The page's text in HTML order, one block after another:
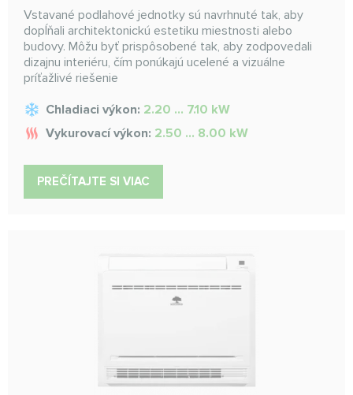
Vstavané podlahové jednotky sú navrhnuté tak, aby
dopĺňali architektonickú estetiku miestnosti alebo
budovy. Môžu byť prispôsobené tak, aby zodpovedali
dizajnu interiéru, čím ponúkajú ucelené a vizuálne
príťažlivé riešenie
Chladiaci výkon: 2.20 ... 7.10 kW
Vykurovací výkon: 2.50 ... 8.00 kW
PREČÍTAJTE SI VIAC